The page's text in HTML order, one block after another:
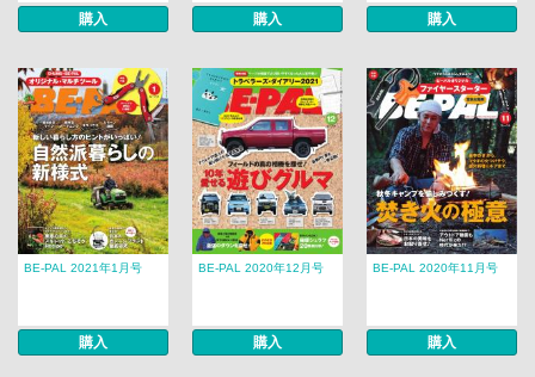
購入 購入 購入
BE-PAL 2021年1月号
購入
BE-PAL 2020年12月号
購入
BE-PAL 2020年11月号
購入